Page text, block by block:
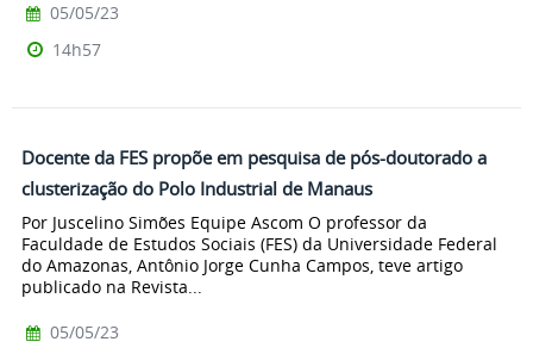
05/05/23
14h57
Docente da FES propõe em pesquisa de pós-doutorado a
clusterização do Polo Industrial de Manaus
Por Juscelino Simões Equipe Ascom O professor da
Faculdade de Estudos Sociais (FES) da Universidade Federal
do Amazonas, Antônio Jorge Cunha Campos, teve artigo
publicado na Revista...
05/05/23